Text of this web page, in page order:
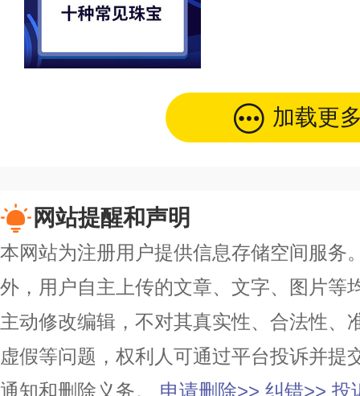
加载更
网站提醒和声明
本网站为注册用户提供信息存储空间服务
外，用户自主上传的文章、文字、图片等
主动修改编辑，不对其真实性、合法性、
虚假等问题，权利人可通过平台投诉并提
通知和删除义务。
申请删除>> 纠错>> 投